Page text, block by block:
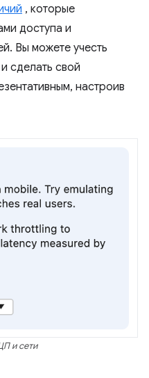
, которые
доступа и
Вы можете учесть
сделать свой
настроив
и сети